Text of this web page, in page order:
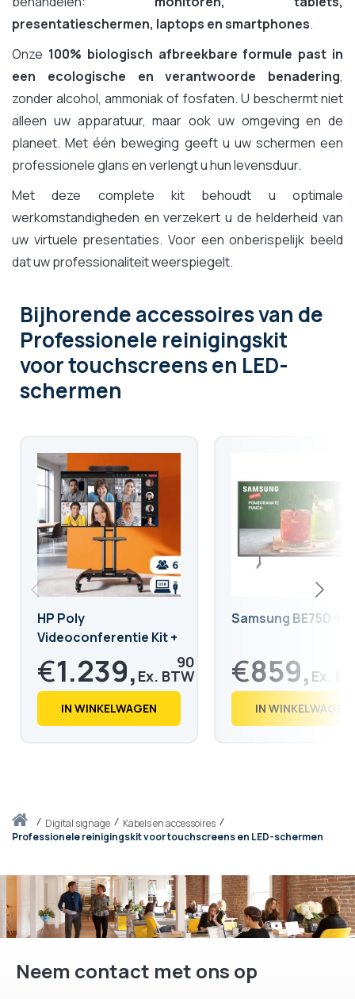
Thuisdigital signage
Kabels en accessoires
Professionele reinigingskit voor touchscreens en LED-schermen
presentatieschermen, laptops en smartphones.
Onze 100% biologisch afbreekbare formule past in
een ecologische en verantwoorde benadering,
zonder alcohol, ammoniak of fosfaten. U beschermt niet
alleen uw apparatuur, maar ook uw omgeving en de
planeet. Met één beweging geeft u uw schermen een
professionele glans en verlengt u hun levensduur.
Met deze complete kit behoudt u optimale
werkomstandigheden en verzekert u de helderheid van
uw virtuele presentaties. Voor een onberispelijk beeld
dat uw professionaliteit weerspiegelt.
Bijhorende accessoiresvan de
Professionele reinigingskit
voor touchscreens en LED-
schermen
HP Poly
Videoconferentie Kit +
Samsung Scherm -
Verrijdbare Standaard
€1.239, 90
€ 1.500,
IN WINKELWAGEN
Samsung BE75D-H
€859,
€ 1.039,
IN WINKELWAGEN
Neem contact met ons op